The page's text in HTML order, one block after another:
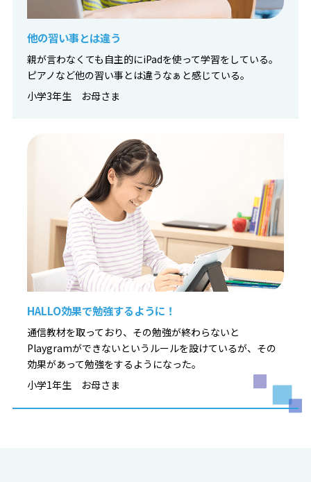
他の習い事とは違う
親が言わなくても自主的にiPadを使って学習をしている。
ピアノなど他の習い事とは違うなぁと感じている。
小学3年生 お母さま
HALLO効果で勉強するように！
通信教材を取っており、その勉強が終わらないと
Playgramができないというルールを設けているが、その
効果があって勉強をするようになった。
小学1年生 お母さま